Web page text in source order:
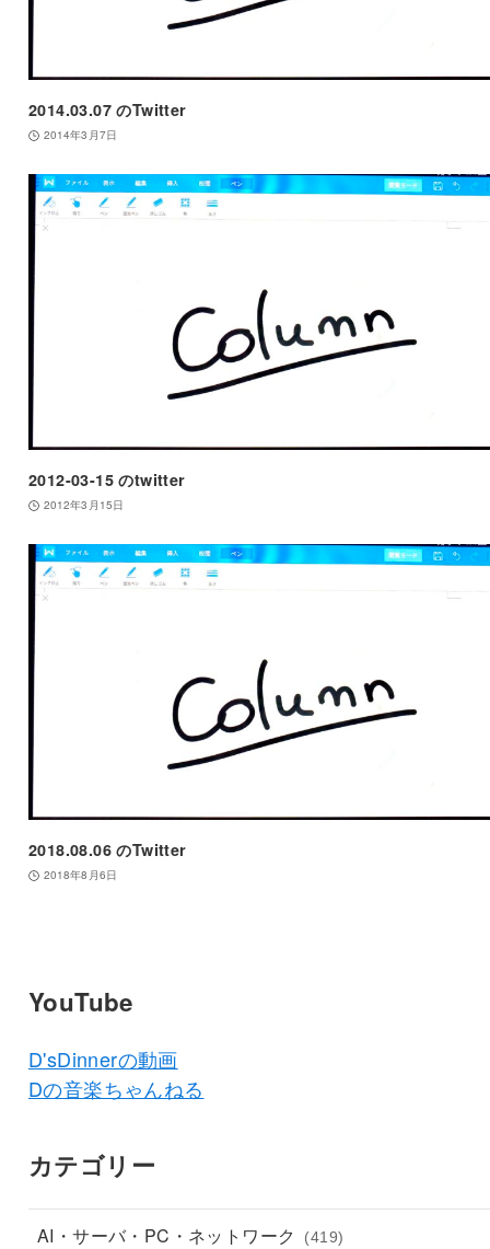
2014.03.07 のTwitter
2014年3月7日
2012-03-15 のtwitter
2012年3月15日
2018.08.06 のTwitter
2018年8月6日
YouTube
D'sDinnerの動画
Dの音楽ちゃんねる
カテゴリー
AI・サーバ・PC・ネットワーク (419)